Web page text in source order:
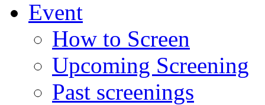
How to Screen
Upcoming Screening
Past screenings